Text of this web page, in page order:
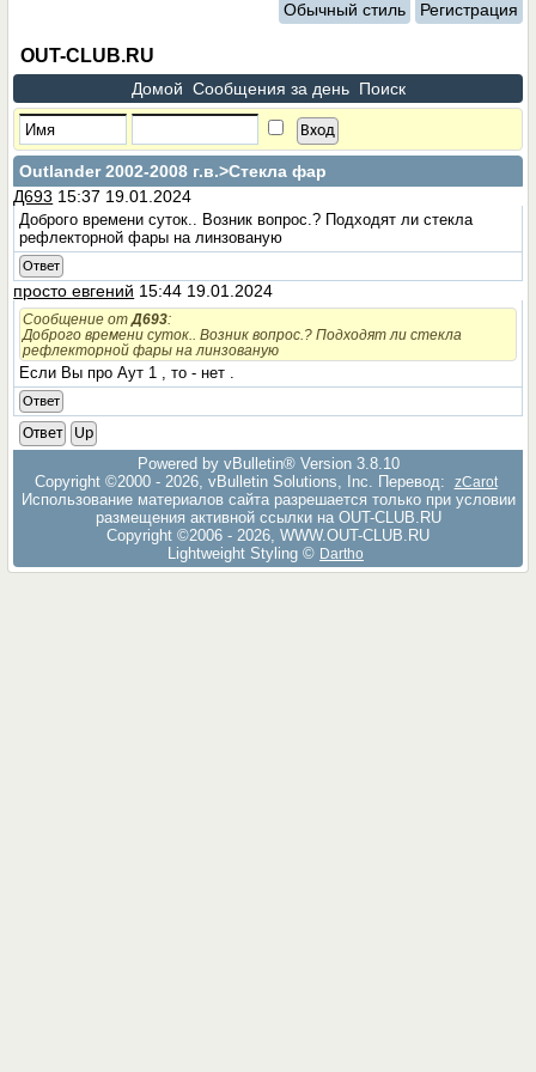
Обычный стиль Регистрация
OUT-CLUB.RU
Домой Сообщения за день Поиск
Outlander 2002-2008 г.в.>Стекла фар
Д693 15:37 19.01.2024
Доброго времени суток.. Возник вопрос.? Подходят ли стекла
рефлекторной фары на линзованую
Ответ
просто евгений 15:44 19.01.2024
Сообщение отД693:
Доброго времени суток.. Возник вопрос.? Подходят ли стекла
рефлекторной фары на линзованую
Если Вы про Аут 1 , то - нет .
Ответ
Ответ
Up
Powered by vBulletin® Version 3.8.10
Copyright ©2000 - 2026, vBulletin Solutions, Inc. Перевод:
zCarot
Использование материалов сайта разрешается только при условии
размещения активной ссылки на OUT-CLUB.RU
Copyright ©2006 - 2026, WWW.OUT-CLUB.RU
Lightweight Styling © Dartho